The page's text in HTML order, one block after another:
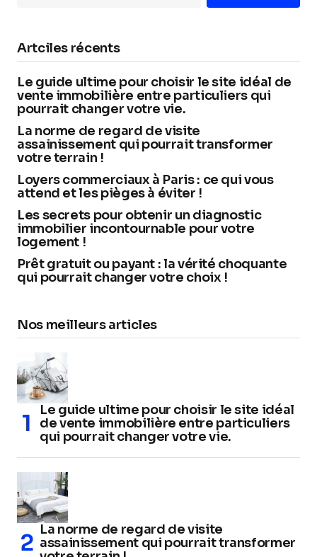
Artciles récents
Le guide ultime pour choisir le site idéal de
vente immobilière entre particuliers qui
pourrait changer votre vie.
La norme de regard de visite
assainissement qui pourrait transformer
votre terrain !
Loyers commerciaux à Paris : ce qui vous
attend et les pièges à éviter !
Les secrets pour obtenir un diagnostic
immobilier incontournable pour votre
logement !
Prêt gratuit ou payant : la vérité choquante
qui pourrait changer votre choix !
Nos meilleurs articles
Le guide ultime pour choisir le site idéal
de vente immobilière entre particuliers
qui pourrait changer votre vie.
La norme de regard de visite
assainissement qui pourrait transformer